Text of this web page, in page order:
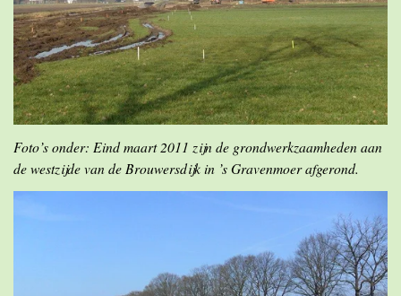
Foto’s onder: Eind maart 2011 zijn de grondwerkzaamhedenaan
de westzijde van de Brouwersdijk in ’s Gravenmoer afgerond.